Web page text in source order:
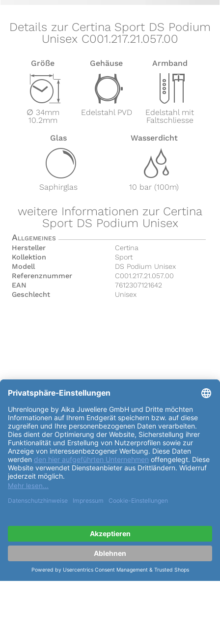
Details zur Certina Sport DS Podium
Unisex C001.217.21.057.00
Größe
Z
∅ 34mm
10.2mm
Gehäuse
w
Edelstahl PVD
Armband
x
Edelstahl mit
Faltschliesse
Glas
y
Saphirglas
Wasserdicht
z
10 bar (100m)
weitere Informationen zur Certina
Sport DS Podium Unisex
Allgemeines
Hersteller
Certina
Kollektion
Sport
Modell
DS Podium Unisex
Referenznummer
C001.217.21.057.00
EAN
7612307121642
Geschlecht
Unisex